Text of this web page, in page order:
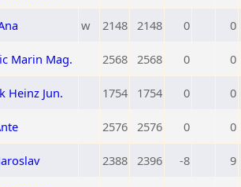
w 2148 2148 0 0
Marin Mag. 2568 2568 0 0
Heinz Jun. 1754 1754 0 0
2576 2576 0 0
2388 2396 -8 9